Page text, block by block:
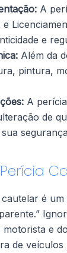
A
e
Além da
pintura,
A
de
cautelar é
e
de